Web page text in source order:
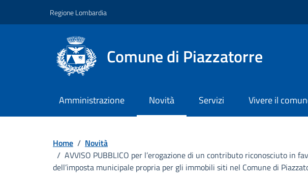
Regione Lombardia
Comune di Piazzatorre
Amministrazione Novità Servizi Vivere il
Home / Novità
/ AVVISO PUBBLICO per l’erogazione di un contributo riconosciuto in
dell’imposta municipale propria per gli immobili siti nel Comune di